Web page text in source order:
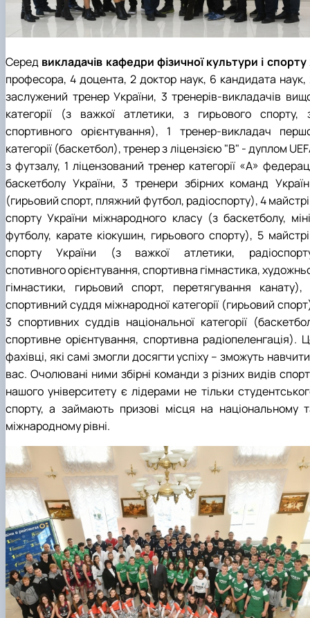
Серед викладачів кафедри фізичної культури і спорту
професора, 4 доцента, 2 доктор наук, 6 кандидата наук,
заслужений тренер України, 3 тренерів-викладачів
категорії (з важкої атлетики, з гирьового спорту,
спортивного орієнтування), 1 тренер-викладач
категорії (баскетбол), тренер з ліцензією "В" - дуплом
з футзалу, 1 ліцензований тренер категорії «А»
баскетболу України, 3 тренери збірних команд
(гирьовий спорт, пляжний футбол, радіоспорту), 4
спорту України міжнародного класу (з баскетболу,
футболу, карате кіокушин, гирьового спорту), 5
спорту України (з важкої атлетики,
спотивного орієнтування, спортивна гімнастика,
гімнастики, гирьовий спорт, перетягування канату),
спортивний суддя міжнародної категорії (гирьовий
3 спортивних суддів національної категорії
спортивне орієнтування, спортивна радіопеленгація).
фахівці, які самі змогли досягти успіху – зможуть навчити
вас. Очолювані ними збірні команди з різних видів
нашого університету є лідерами не тільки
спорту, а займають призові місця на національному
міжнародному рівні.